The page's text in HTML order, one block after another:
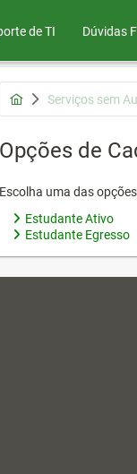
de TI Dúvidas
Serviços sem
Opções de
Escolha uma das
Estudante Ativo
Estudante Egresso